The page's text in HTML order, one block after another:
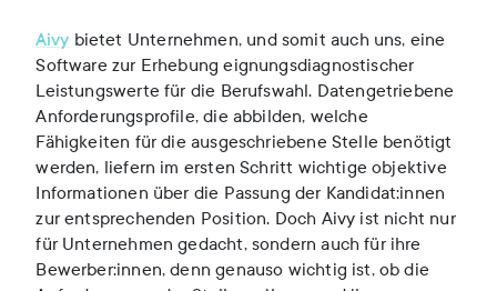
Aivy bietet Unternehmen, und somit auch uns, eine
Software zur Erhebung eignungsdiagnostischer
Leistungswerte für die Berufswahl. Datengetriebene
Anforderungsprofile, die abbilden, welche
Fähigkeiten für die ausgeschriebene Stelle benötigt
werden, liefern im ersten Schritt wichtige objektive
Informationen über die Passung der Kandidat:innen
zur entsprechenden Position. Doch Aivy ist nicht nur
für Unternehmen gedacht, sondern auch für ihre
Bewerber:innen, denn genauso wichtig ist, ob die